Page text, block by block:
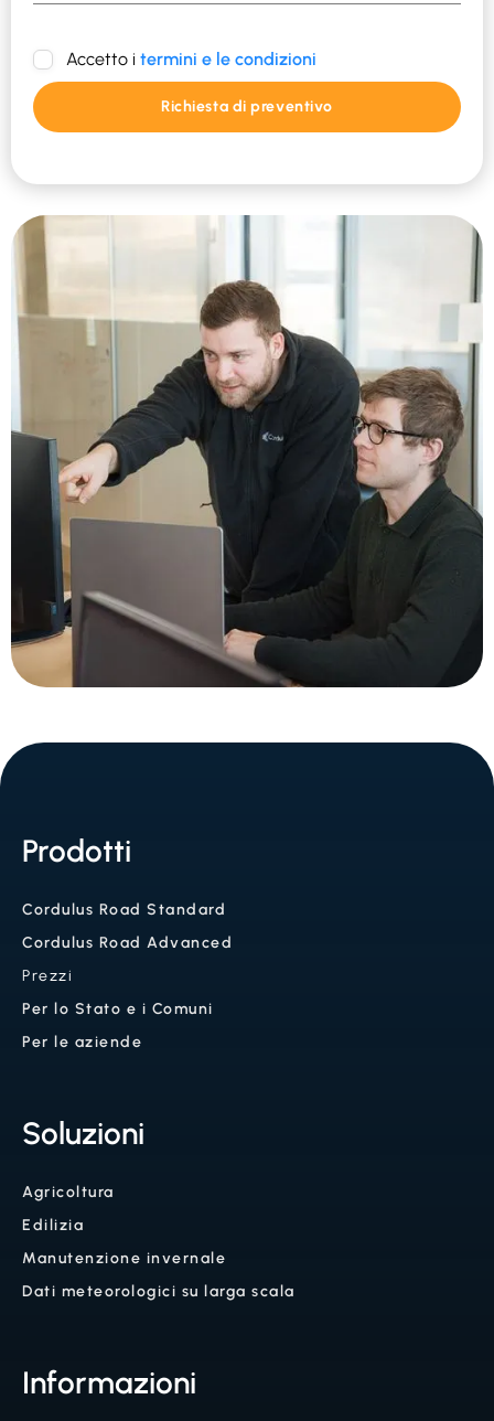
Accetto i termini e le condizioni
Prodotti
Cordulus Road Standard
Cordulus Road Advanced
Prezzi
Per lo Stato e i Comuni
Per le aziende
Soluzioni
Agricoltura
Edilizia
Manutenzione invernale
Dati meteorologici su larga scala
Informazioni